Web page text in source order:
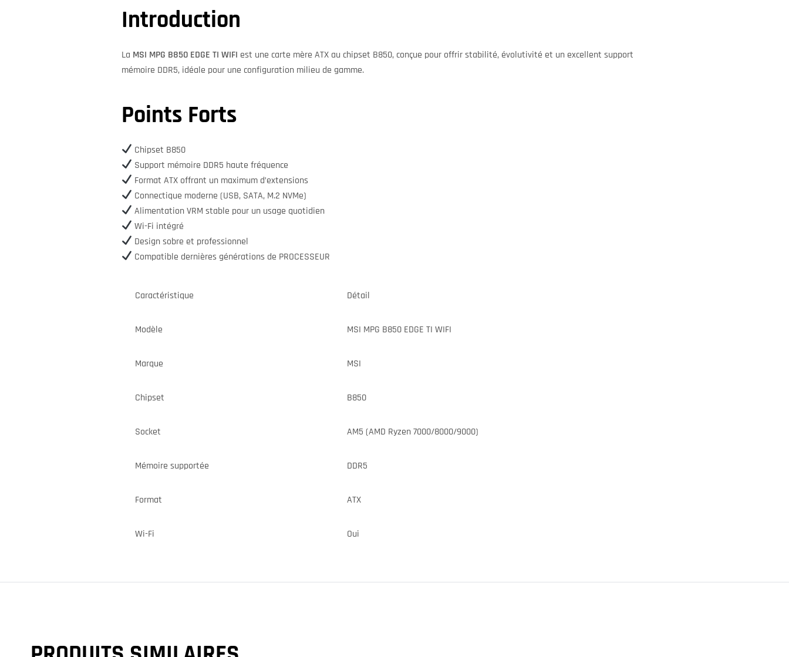
Introduction
La MSI MPG B850 EDGE TI WIFI est une carte mère ATX au chipset B850, conçue pour offrir stabilité, évolutivité et un excellent support
mémoire DDR5, idéale pour une configuration milieu de gamme.
Points Forts
Chipset B850
Support mémoire DDR5 haute fréquence
Format ATX offrant un maximum d’extensions
Connectique moderne (USB, SATA, M.2 NVMe)
Alimentation VRM stable pour un usage quotidien
Wi-Fi intégré
Design sobre et professionnel
Compatible dernières générations de PROCESSEUR
Caractéristique Détail
Modèle MSI MPG B850 EDGE TI WIFI
Marque MSI
Chipset B850
Socket AM5 (AMD Ryzen 7000/8000/9000)
Mémoire supportée DDR5
Format ATX
Wi-Fi Oui